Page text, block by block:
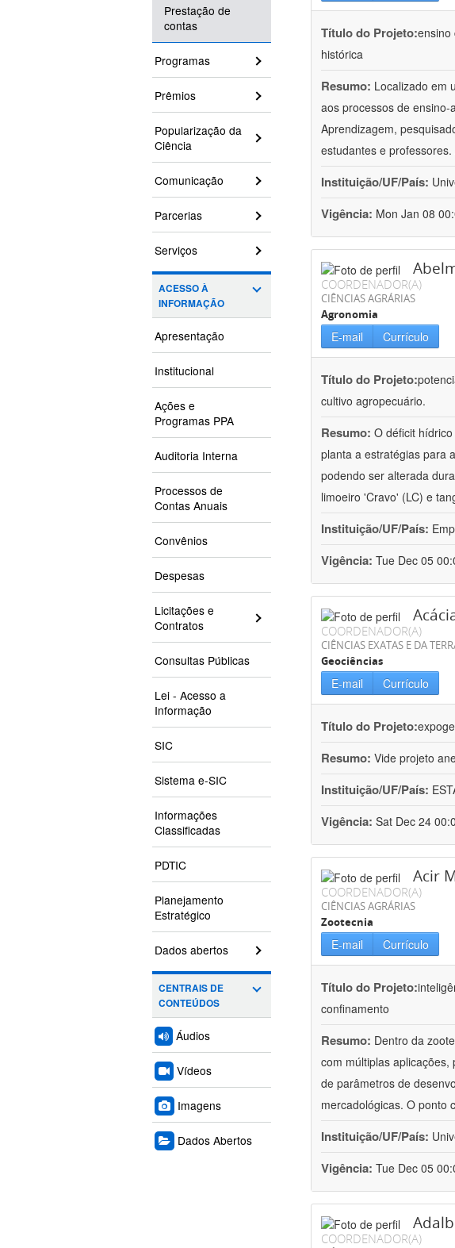
Prestação de
contas
Programas
Prêmios
Popularização da
Ciência
Comunicação
Parcerias
Serviços
ACESSO À
INFORMAÇÃO
Apresentação
Institucional
Ações e
Programas PPA
Auditoria Interna
Processos de
Contas Anuais
Convênios
Despesas
Licitações e
Contratos
Consultas Públicas
Lei - Acesso a
Informação
SIC
Sistema e-SIC
Informações
Classificadas
PDTIC
Planejamento
Estratégico
Dados abertos
CENTRAIS DE
CONTEÚDOS
Áudios
Vídeos
Imagens
Dados Abertos
Título do Projeto:ensino
histórica
Resumo: Localizado em
aos processos de
Aprendizagem,
estudantes e
Instituição/UF/País:
Vigência: Mon Jan 08
COORDENADOR(A)
CIÊNCIAS AGRÁRIAS
Agronomia
E-mail Currículo
Título do Projeto:
cultivo agropecuário.
Resumo: O déficit
planta a estratégias para
podendo ser alterada
limoeiro 'Cravo' (LC) e
Instituição/UF/País:
Vigência: Tue Dec 05
COORDENADOR(A)
CIÊNCIAS EXATAS E DA
Geociências
E-mail Currículo
Título do Projeto:
Resumo: Vide projeto
Instituição/UF/País:
Vigência: Sat Dec 24
Acir
COORDENADOR(A)
CIÊNCIAS AGRÁRIAS
Zootecnia
E-mail Currículo
Título do Projeto:
confinamento
Resumo: Dentro da
com múltiplas
de parâmetros de
mercadológicas. O ponto
Instituição/UF/País:
Vigência: Tue Dec 05
COORDENADOR(A)